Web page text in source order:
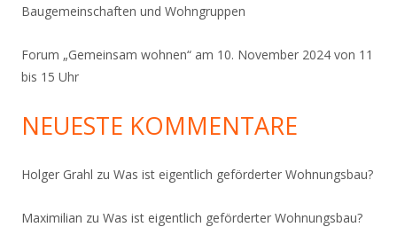
Baugemeinschaften und Wohngruppen
Forum „Gemeinsam wohnen“ am 10. November 2024 von 11
bis 15 Uhr
NEUESTE KOMMENTARE
Holger Grahl zu Was ist eigentlich geförderter Wohnungsbau?
Maximilian zu Was ist eigentlich geförderter Wohnungsbau?